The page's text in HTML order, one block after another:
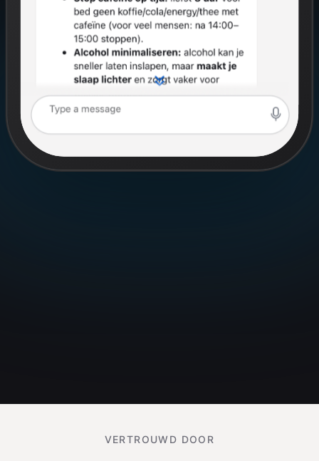
VERTROUWD DOOR